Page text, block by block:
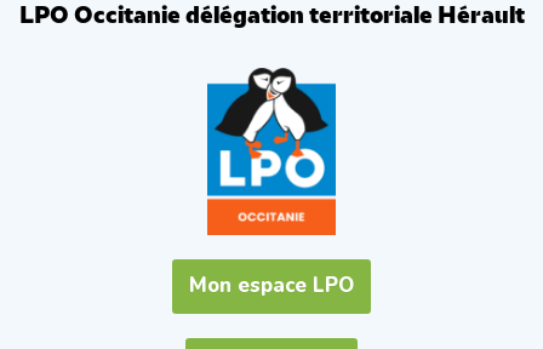
LPO Occitanie délégation territoriale Hérault
Mon espace LPO